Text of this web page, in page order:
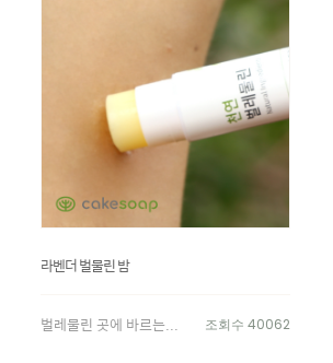
라벤더 벌물린 밤
벌레물린 곳에 바르는... 조회수 40062